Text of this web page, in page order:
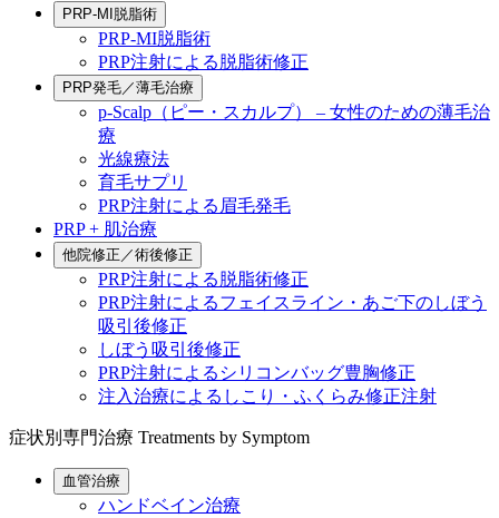
PRP-MI脱脂術
PRP-MI脱脂術
PRP注射による脱脂術修正
PRP発毛／薄毛治療
p-Scalp（ピー・スカルプ） – 女性のための薄毛治
療
光線療法
育毛サプリ
PRP注射による眉毛発毛
PRP + 肌治療
他院修正／術後修正
PRP注射による脱脂術修正
PRP注射によるフェイスライン・あご下のしぼう
吸引後修正
しぼう吸引後修正
PRP注射によるシリコンバッグ豊胸修正
注入治療によるしこり・ふくらみ修正注射
症状別専門治療 Treatments by Symptom
血管治療
ハンドベイン治療